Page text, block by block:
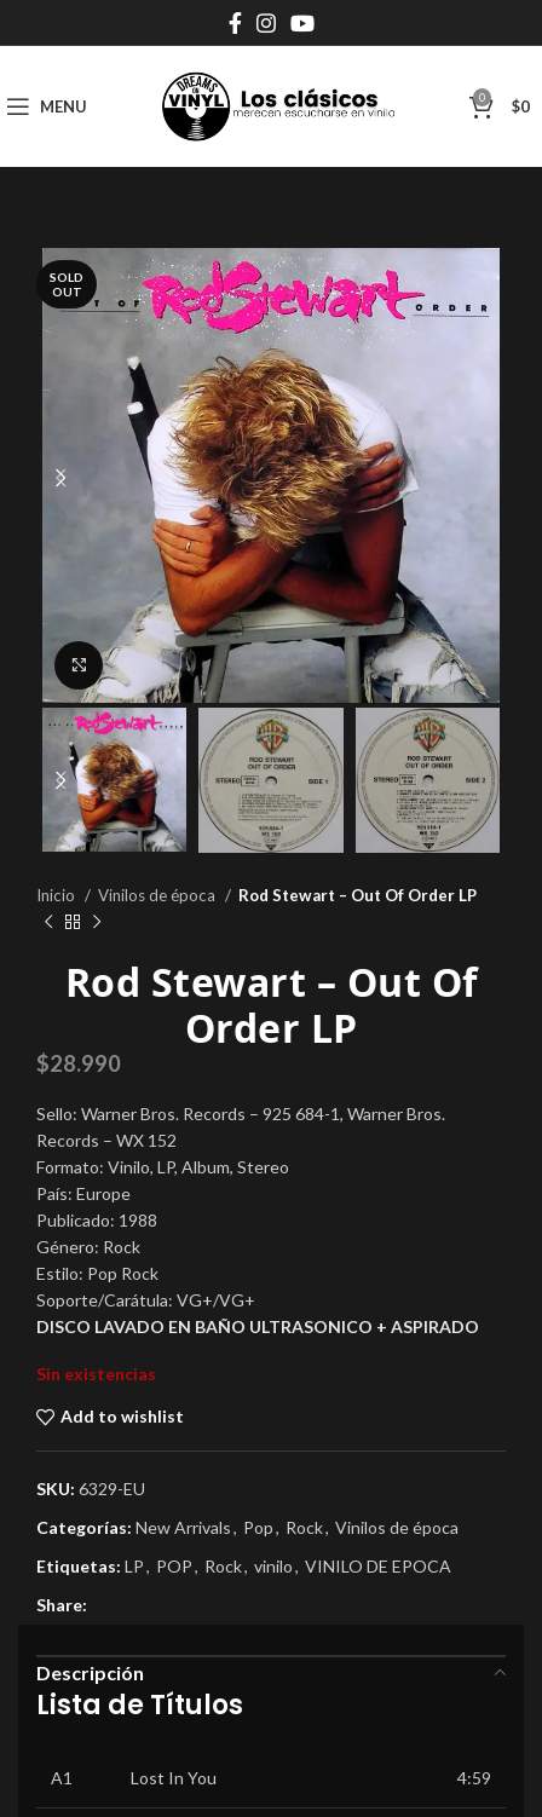
MENU 0 $0
SOLD
OUT
Click to enlarge
Inicio Vinilos de época Rod Stewart – Out Of Order LP
Rod Stewart – Out Of
Order LP
$28.990
Sello: Warner Bros. Records – 925 684-1, Warner Bros.
Records – WX 152
Formato: Vinilo, LP, Album, Stereo
País: Europe
Publicado: 1988
Género: Rock
Estilo: Pop Rock
Soporte/Carátula: VG+/VG+
DISCO LAVADO EN BAÑO ULTRASONICO + ASPIRADO
Sin existencias
Add to wishlist
SKU: 6329-EU
Categorías: New Arrivals, Pop, Rock, Vinilos de época
Etiquetas: LP, POP, Rock, vinilo, VINILO DE EPOCA
Share:
Descripción
Lista de Títulos
A1 Lost In You 4:59